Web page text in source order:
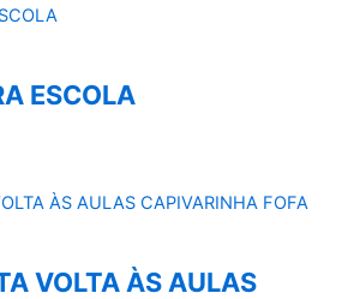
ESCOLA
VOLTA ÀS AULAS